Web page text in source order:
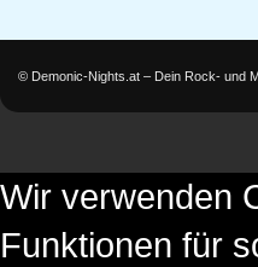
© Demonic-Nights.at – Dein Rock- und
Wir verwenden
Funktionen für